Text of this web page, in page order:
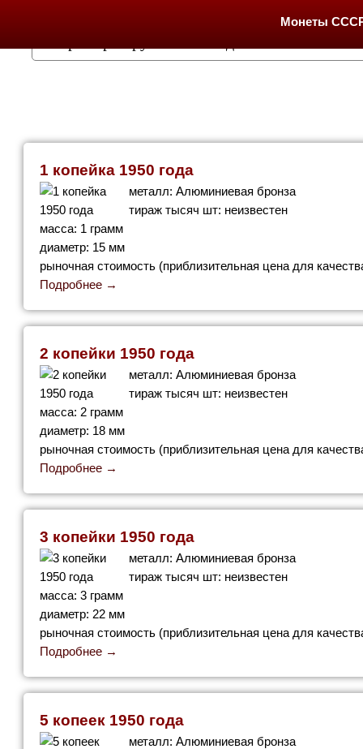
Монеты
1 копейка 1950 года
металл: Алюминиевая бронза
тираж тысяч шт: неизвестен
масса: 1 грамм
диаметр: 15 мм
рыночная стоимость (приблизительная цена для
Подробнее →
2 копейки 1950 года
металл: Алюминиевая бронза
тираж тысяч шт: неизвестен
масса: 2 грамм
диаметр: 18 мм
рыночная стоимость (приблизительная цена для
Подробнее →
3 копейки 1950 года
металл: Алюминиевая бронза
тираж тысяч шт: неизвестен
масса: 3 грамм
диаметр: 22 мм
рыночная стоимость (приблизительная цена для
Подробнее →
5 копеек 1950 года
металл: Алюминиевая бронза